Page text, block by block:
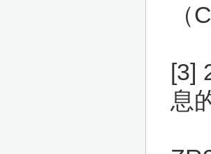
[3]
息